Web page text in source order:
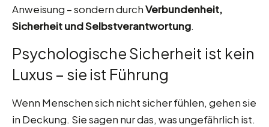
Anweisung – sondern durchVerbundenheit,
Sicherheit und Selbstverantwortung.
Psychologische Sicherheit ist kein
Luxus – sie ist Führung
Wenn Menschen sich nicht sicher fühlen, gehen sie
in Deckung. Sie sagen nur das, was ungefährlich ist.